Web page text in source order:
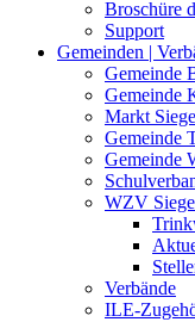
Broschüre
Support
Gemeinden |
Gemeinde
Gemeinde
Markt
Gemeinde
Gemeinde
WZV
Verbände
ILE-